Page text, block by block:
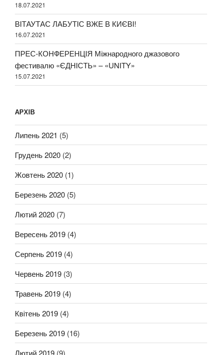
18.07.2021
ВІТАУТАС ЛАБУТІС ВЖЕ В КИЄВІ!
16.07.2021
ПРЕС-КОНФЕРЕНЦІЯ Міжнародного джазового
фестивалю «ЄДНІСТЬ» – «UNITY»
15.07.2021
АРХІВ
Липень 2021 (5)
Грудень 2020 (2)
Жовтень 2020 (1)
Березень 2020 (5)
Лютий 2020 (7)
Вересень 2019 (4)
Серпень 2019 (4)
Червень 2019 (3)
Травень 2019 (4)
Квітень 2019 (4)
Березень 2019 (16)
Лютий 2019 (9)